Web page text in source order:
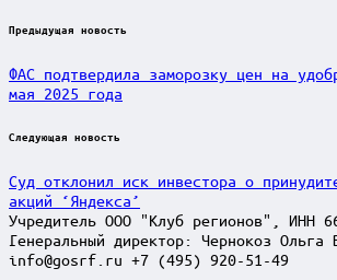
Post
Предыдущая новость
ФАС подтвердила заморозку цен на
мая 2025 года
Следующая новость
Суд отклонил иск инвестора о
акций ‘Яндекса’
Учредитель ООО "Клуб регионов", ИНН
Генеральный директор: Чернокоз Ольга
info@gosrf.ru +7 (495) 920-51-49